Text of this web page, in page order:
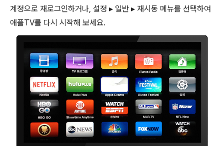
계정으로 재로그인하거나, 설정 ▸ 일반 ▸ 재시동 메뉴를 선택하여
애플TV를 다시 시작해 보세요.